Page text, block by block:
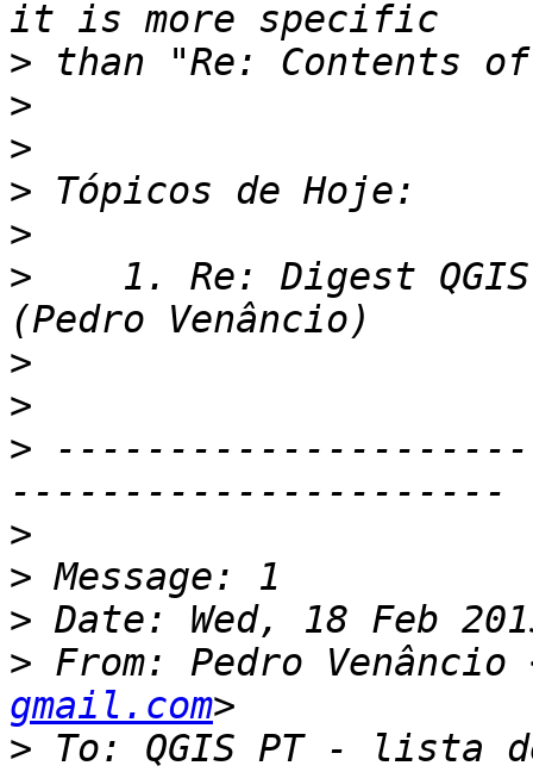
>
>
>
>
>
>
1. Re: Digest
>
>
>
>
>
>
> From: Pedro Venâncio
gmail.com
> To: QGIS PT - lista